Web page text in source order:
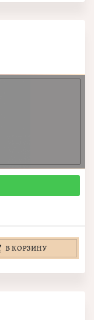
В КОРЗИНУ